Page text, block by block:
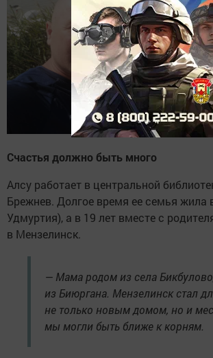
Счастья должно быть много
Алсу работает в центральной
Брежнев. Долгое время ее семья жила
Удмуртия), а в 19 лет вместе с
в Мензелинск.
— Мама родом из села
из Биюргана. Мензелинск стал
не только новым домом, но и
мы могли быть ближе к корням.